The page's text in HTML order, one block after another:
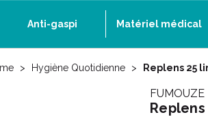
Anti-gaspi Matériel médical
Hygiène Quotidienne Replens 25
FUMOUZE